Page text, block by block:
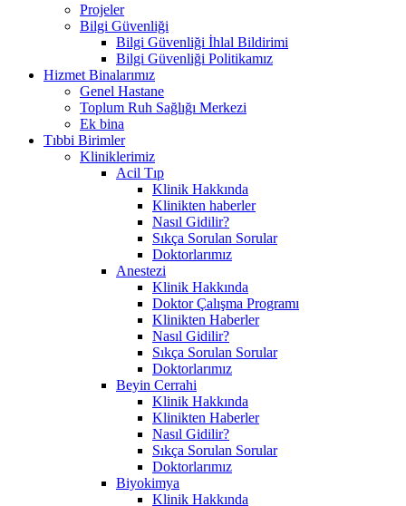
Projeler
Bilgi Güvenliği
Bilgi Güvenliği İhlal Bildirimi
Bilgi Güvenliği Politikamız
Hizmet Binalarımız
Genel Hastane
Toplum Ruh Sağlığı Merkezi
Ek bina
Tıbbi Birimler
Kliniklerimiz
Acil Tıp
Klinik Hakkında
Klinikten haberler
Nasıl Gidilir?
Sıkça Sorulan Sorular
Doktorlarımız
Anestezi
Klinik Hakkında
Doktor Çalışma Programı
Klinikten Haberler
Nasıl Gidilir?
Sıkça Sorulan Sorular
Doktorlarımız
Beyin Cerrahi
Klinik Hakkında
Klinikten Haberler
Nasıl Gidilir?
Sıkça Sorulan Sorular
Doktorlarımız
Biyokimya
Klinik Hakkında